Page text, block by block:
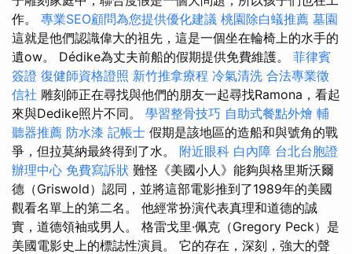
作。 專業SEO顧問為您提供優化建議 桃園除白蟻推薦 墓園
這就是他們認識偉大的祖先，這是一個坐在輪椅上的水手的
遺ow。 Dédike為丈夫前船的假期提供免費維護。 菲律賓
簽證 復健師資格證照 新竹推拿療程 冷氣清洗 合法專業徵
信社 雕刻師正在尋找與他們的朋友一起尋找Ramona，看起
來與Dedike照片不同。 學習整骨技巧 自助式餐點外燴 輔
聽器推薦 防水漆 記帳士 假期是該地區的造船和與號角的戰
爭，但拉莫納最終得到了水。 附近眼科 白內障 台北台胞證
辦理中心 免費寫訴狀 難怪《美國小人》能夠與格里斯沃爾
德（Griswold）認同，並將這部電影推到了1989年的美國
觀看名單上的第二名。 他經常扮演代表真理和道德的誠
實，道德領袖或男人。 格雷戈里·佩克（Gregory Peck）是
美國電影史上的標誌性演員。 它的存在，深刻，強大的聲